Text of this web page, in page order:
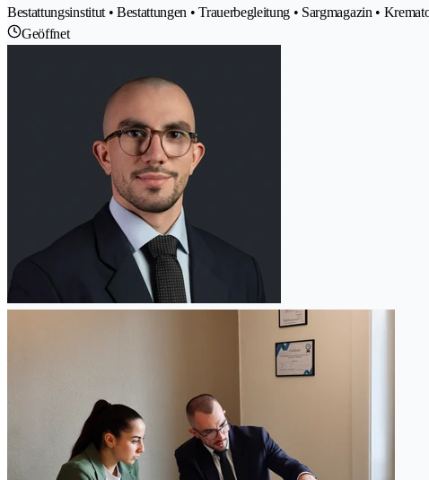
Bestattungsinstitut • Bestattungen • Trauerbegleitung • Sargmagazin •
Geöffnet